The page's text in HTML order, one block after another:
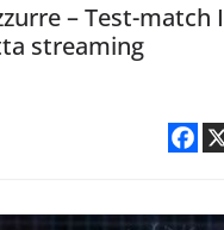
– Test-match
streaming